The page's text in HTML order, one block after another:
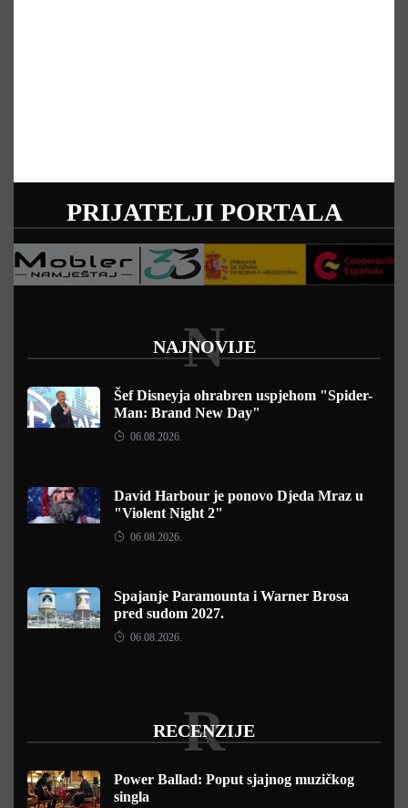
PRIJATELJI PORTALA
NAJNOVIJE
N
Šef Disneyja ohrabren uspjehom "Spider-
Man: Brand New Day"
06.08.2026.
David Harbour je ponovo Djeda Mraz u
"Violent Night 2"
06.08.2026.
Spajanje Paramounta i Warner Brosa
pred sudom 2027.
06.08.2026.
RECENZIJE
R
Power Ballad: Poput sjajnog muzičkog
singla